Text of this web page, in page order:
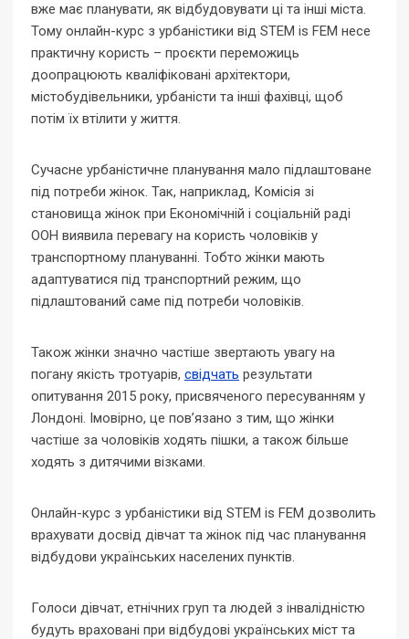
вже має планувати, як відбудовувати ці та інші міста.
Тому онлайн-курс з урбаністики від STEM is FEM несе
практичну користь – проєкти переможиць
доопрацюють кваліфіковані архітектори,
містобудівельники, урбаністи та інші фахівці, щоб
потім їх втілити у життя.
Сучасне урбаністичне планування мало підлаштоване
під потреби жінок. Так, наприклад, Комісія зі
становища жінок при Економічній і соціальній раді
ООН виявила перевагу на користь чоловіків у
транспортному плануванні. Тобто жінки мають
адаптуватися під транспортний режим, що
підлаштований саме під потреби чоловіків.
Також жінки значно частіше звертають увагу на
погану якість тротуарів, свідчать результати
опитування 2015 року, присвяченого пересуванням у
Лондоні. Імовірно, це пов’язано з тим, що жінки
частіше за чоловіків ходять пішки, а також більше
ходять з дитячими візками.
Онлайн-курс з урбаністики від STEM is FEM дозволить
врахувати досвід дівчат та жінок під час планування
відбудови українських населених пунктів.
Голоси дівчат, етнічних груп та людей з інвалідністю
будуть враховані при відбудові українських міст та